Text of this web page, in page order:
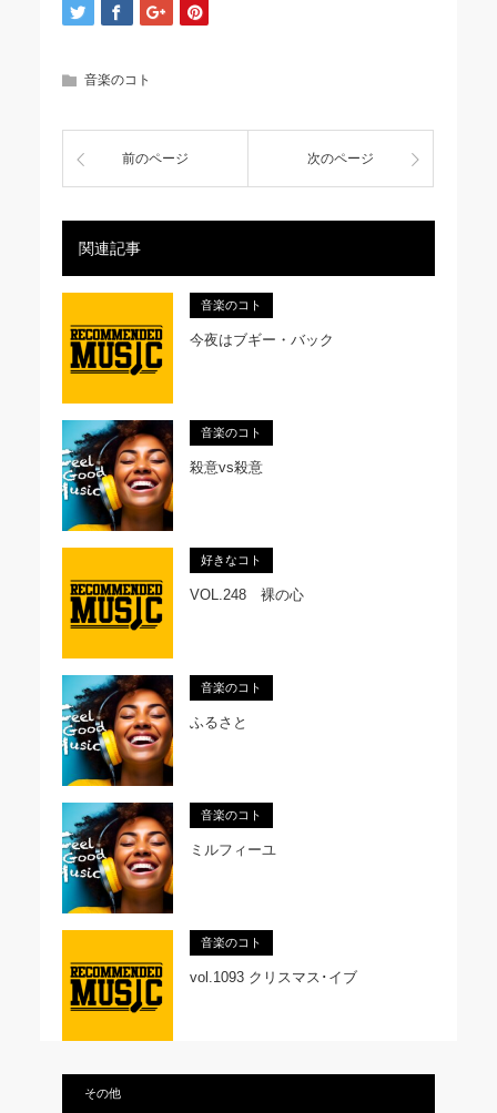
音楽のコト
前のページ 次のページ
関連記事
音楽のコト
今夜はブギー・バック
音楽のコト
殺意vs殺意
好きなコト
VOL.248 裸の心
音楽のコト
ふるさと
音楽のコト
ミルフィーユ
音楽のコト
vol.1093 クリスマス･イブ
その他